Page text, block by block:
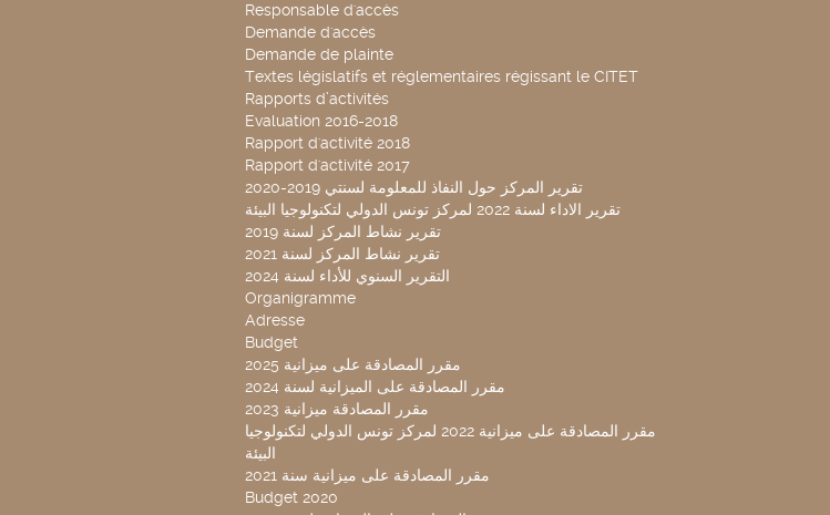
Responsable d'accès
Demande d'accès
Demande de plainte
Textes législatifs et réglementaires régissant le CITET
Rapports d’activités
Evaluation 2016-2018
Rapport d'activité 2018
Rapport d'activité 2017
تقرير المركز حول النفاذ للمعلومة لسنتي 2019-2020
تقرير الاداء لسنة 2022 لمركز تونس الدولي لتكنولوجيا البيئة
تقرير نشاط المركز لسنة 2019
تقرير نشاط المركز لسنة 2021
التقرير السنوي للأداء لسنة 2024
Organigramme
Adresse
Budget
2025 مقرر المصادقة على ميزانية
مقرر المصادقة على الميزانية لسنة 2024
مقرر المصادقة ميزانية 2023
مقرر المصادقة على ميزانية 2022 لمركز تونس الدولي لتكنولوجيا
البيئة
مقرر المصادقة على ميزانية سنة 2021
Budget 2020